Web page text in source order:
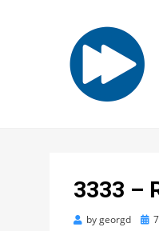
3333 –
bygeorgd